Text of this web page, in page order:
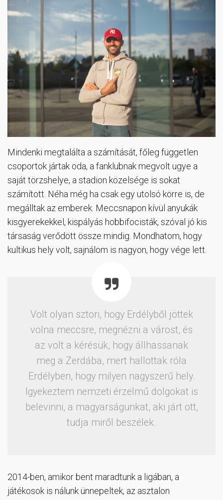
Mindenki megtalálta a számítását, főleg független
csoportok jártak oda, a fanklubnak megvolt ugye a
saját törzshelye, a stadion közelsége is sokat
számított. Néha még ha csak egy utolsó körre is, de
megálltak az emberek. Meccsnapon kívül anyukák
kisgyerekekkel, kispályás hobbifocisták, szóval jó kis
társaság verődött össze mindig. Mondhatom, hogy
kultikus hely volt, sajnálom is nagyon, hogy vége lett.
Volt olyan sztori, hogy Erdélyből jöttek
volna meccsre, megnézni a várost, és
az volt a kérésük, hogy állhassanak
meg a Zerdába, mert hallottak róla
Erdélyben, hogy milyen nagyszerű hely.
Igyekeztem nemzeti érzelmű dolgokat is
belevinni, a magyarságunkat, aki járt ott,
tudja miről beszélek.
2014-ben, amikor bent maradtunk a ligában, a
játékosok is nálunk ünnepeltek, az asztalon